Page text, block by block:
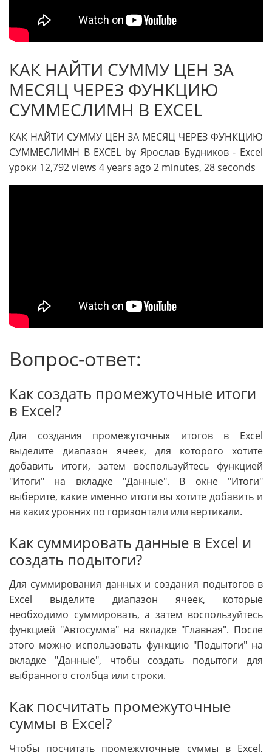
КАК НАЙТИ СУММУ ЦЕН ЗА
МЕСЯЦ ЧЕРЕЗ ФУНКЦИЮ
СУММЕСЛИМН В EXCEL
КАК НАЙТИ СУММУ ЦЕН ЗА МЕСЯЦ ЧЕРЕЗ ФУНКЦИЮ
СУММЕСЛИМН В EXCEL by Ярослав Будников - Excel
уроки 12,792 views 4 years ago 2 minutes, 28 seconds
Вопрос-ответ:
Как создать промежуточные итоги
в Excel?
Для создания промежуточных итогов в Excel
выделите диапазон ячеек, для которого хотите
добавить итоги, затем воспользуйтесь функцией
"Итоги" на вкладке "Данные". В окне "Итоги"
выберите, какие именно итоги вы хотите добавить и
на каких уровнях по горизонтали или вертикали.
Как суммировать данные в Excel и
создать подытоги?
Для суммирования данных и создания подытогов в
Excel выделите диапазон ячеек, которые
необходимо суммировать, а затем воспользуйтесь
функцией "Автосумма" на вкладке "Главная". После
этого можно использовать функцию "Подытоги" на
вкладке "Данные", чтобы создать подытоги для
выбранного столбца или строки.
Как посчитать промежуточные
суммы в Excel?
Чтобы посчитать промежуточные суммы в Excel,